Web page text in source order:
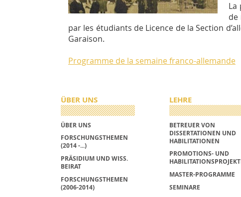
La
de
par les étudiants de Licence de la Section
Garaison.
Programme de la semaine franco-allemande
ÜBER UNS
ÜBER UNS
FORSCHUNGSTHEMEN
(2014 -...)
PRÄSIDIUM UND WISS.
BEIRAT
FORSCHUNGSTHEMEN
(2006-2014)
LEHRE
BETREUER VON
DISSERTATIONEN UND
HABILITATIONEN
PROMOTIONS- UND
MASTER-PROGRAMME
SEMINARE